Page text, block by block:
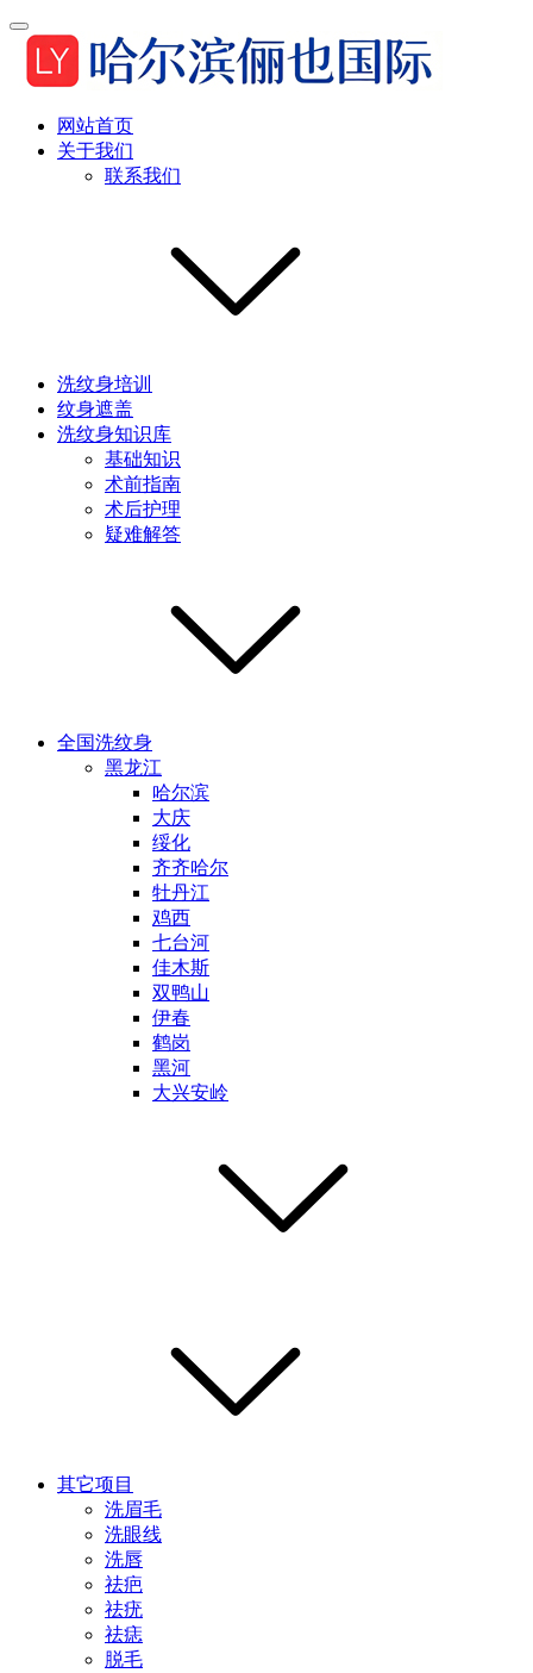
网站首页
关于我们
联系我们
洗纹身培训
纹身遮盖
洗纹身知识库
基础知识
术前指南
术后护理
疑难解答
全国洗纹身
黑龙江
哈尔滨
大庆
绥化
齐齐哈尔
牡丹江
鸡西
七台河
佳木斯
双鸭山
伊春
鹤岗
黑河
大兴安岭
其它项目
洗眉毛
洗眼线
洗唇
祛疤
祛疣
祛痣
脱毛